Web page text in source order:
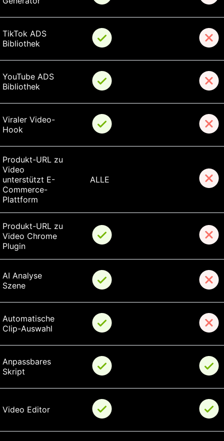
TikTok ADS
Bibliothek
YouTube ADS
Bibliothek
Viraler Video-
Hook
Produkt-URL zu
Video
unterstützt E-
Commerce-
Plattform
ALLE
Produkt-URL zu
Video Chrome
Plugin
AI Analyse
Szene
Automatische
Clip-Auswahl
Anpassbares
Skript
Video Editor